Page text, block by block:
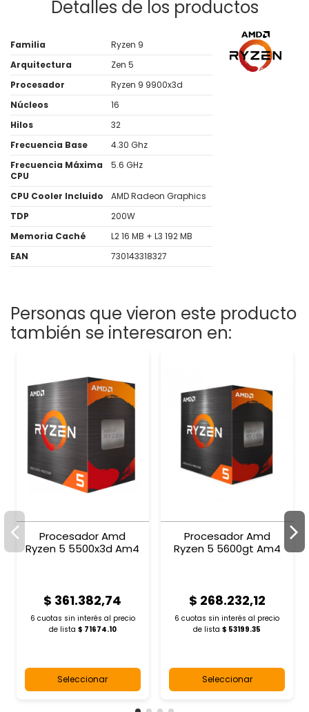
Detalles de los productos
Familia
Ryzen 9
Arquitectura
Zen 5
Procesador
Ryzen 9 9900x3d
Núcleos
16
Hilos
32
Frecuencia Base
4.30 Ghz
Frecuencia Máxima
CPU
5.6 GHz
CPU Cooler Incluido
AMD Radeon Graphics
TDP
200W
Memoria Caché
L2 16 MB + L3 192 MB
EAN
730143318327
Personas que vieron este producto
también se interesaron en:
Procesador Amd
Ryzen 5 5500x3d Am4
$ 361.382,74
6 cuotas sin interés al precio
de lista $ 71674.10
Seleccionar
Procesador Amd
Ryzen 5 5600gt Am4
$ 268.232,12
6 cuotas sin interés al precio
de lista$ 53199.35
Seleccionar